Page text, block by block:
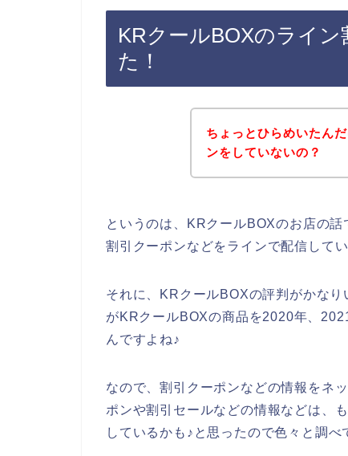
KRクールBOXのライ
た！
ちょっとひらめいたん
ンをしていないの？
というのは、KRクールBOXのお店の
割引クーポンなどをラインで配信してい
それに、KRクールBOXの評判がかな
がKRクールBOXの商品を2020年、
んですよね♪
なので、割引クーポンなどの情報をネ
ポンや割引セールなどの情報などは、
しているかも♪と思ったので色々と調べ